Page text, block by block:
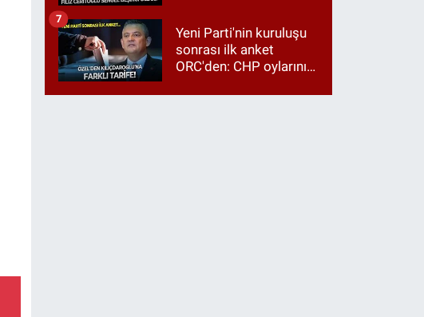
Tugay birinci çıktı
Yeni Parti'nin kuruluşu
sonrası ilk anket
ORC'den: CHP oylarının
üçte biri Kılıçdaroğlu'na
7